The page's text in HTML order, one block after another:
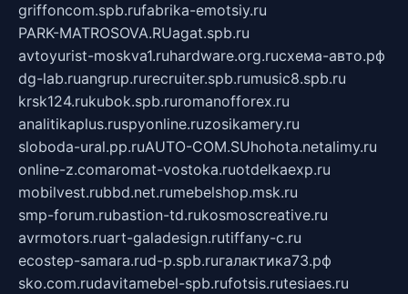
griffoncom.spb.rufabrika-emotsiy.ru
PARK-MATROSOVA.RUagat.spb.ru
avtoyurist-moskva1.ruhardware.org.ruсхема-авто.рф
dg-lab.ruangrup.rurecruiter.spb.rumusic8.spb.ru
krsk124.rukubok.spb.ruromanofforex.ru
analitikaplus.ruspyonline.ruzosikamery.ru
sloboda-ural.pp.ruAUTO-COM.SUhohota.netalimy.ru
online-z.comaromat-vostoka.ruotdelkaexp.ru
mobilvest.rubbd.net.rumebelshop.msk.ru
smp-forum.rubastion-td.rukosmoscreative.ru
avrmotors.ruart-galadesign.rutiffany-c.ru
ecostep-samara.rud-p.spb.ruгалактика73.рф
sko.com.rudavitamebel-spb.rufotsis.rutesiaes.ru